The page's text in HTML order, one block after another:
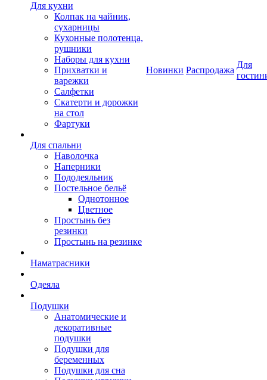
Для кухни
Колпак на чайник,
сухарницы
Кухонные полотенца,
рушники
Наборы для кухни
Прихватки и
варежки
Салфетки
Скатерти и дорожки
на стол
Фартуки
Для спальни
Наволочка
Наперники
Пододеяльник
Постельное бельё
Однотонное
Цветное
Простынь без
резинки
Простынь на резинке
Наматрасники
Одеяла
Подушки
Анатомические и
декоративные
подушки
Подушки для
беременных
Подушки для сна
Новинки Распродажа
Для